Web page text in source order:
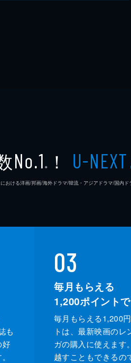
No.1 ※ ！ U-NEXT
ける洋画/邦画/海外ドラマ/韓流・アジアドラマ/国内ド
も
好
03
毎月もらえる
1,200ポイントで
毎月もらえる1,200
トは、最新映画のレ
ガの購入に使えます
越すこともできるの